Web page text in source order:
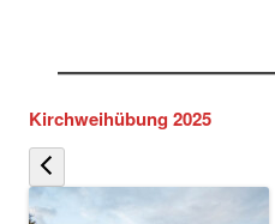
Kirchweihübung 2025